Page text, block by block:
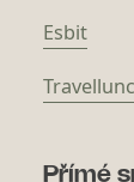
Esbit
Přímé